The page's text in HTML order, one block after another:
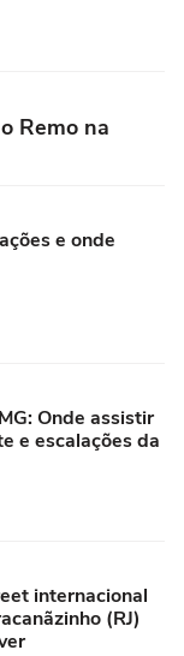
Remo na
e onde
Onde assistir
e escalações da
internacional
(RJ)